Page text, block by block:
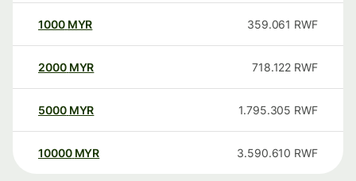
1000 MYR 359.061 RWF
2000 MYR 718.122 RWF
5000 MYR 1.795.305 RWF
10000 MYR 3.590.610 RWF